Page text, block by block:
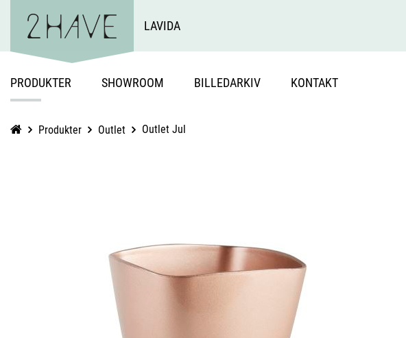
LAVIDA
PRODUKTER SHOWROOM BILLEDARKIV KONTAKT
Produkter Outlet Outlet Jul